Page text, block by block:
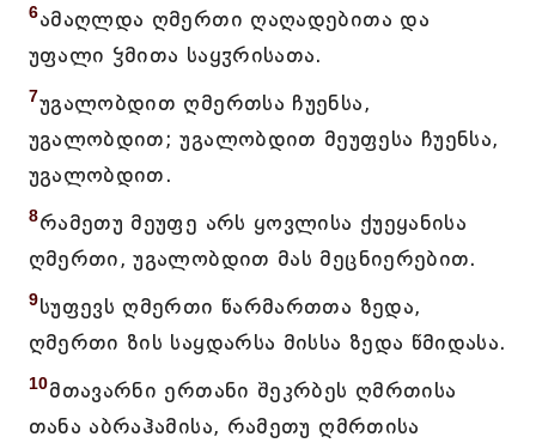
6ამაღლდა ღმერთი ღაღადებითა და
უფალი ჴმითა საყჳრისათა.
7უგალობდით ღმერთსა ჩუენსა,
უგალობდით; უგალობდით მეუფესა ჩუენსა,
უგალობდით.
8რამეთუ მეუფე არს ყოვლისა ქუეყანისა
ღმერთი, უგალობდით მას მეცნიერებით.
9სუფევს ღმერთი წარმართთა ზედა,
ღმერთი ზის საყდარსა მისსა ზედა წმიდასა.
10მთავარნი ერთანი შეკრბეს ღმრთისა
თანა აბრაჰამისა, რამეთუ ღმრთისა